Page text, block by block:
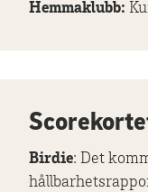
Hemmaklubb:
Birdie: Det